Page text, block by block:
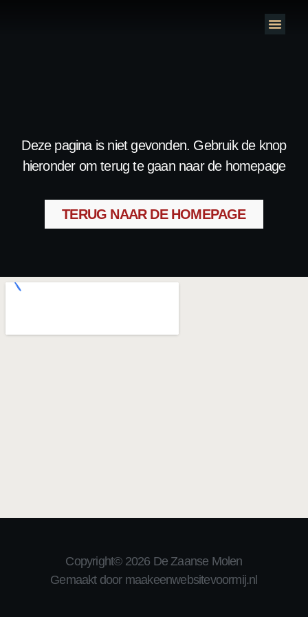
Deze pagina is niet gevonden. Gebruik de knop
hieronder om terug te gaan naar de homepage
TERUG NAAR DE HOMEPAGE
Copyright© 2026 De Zaanse Molen
Gemaakt door maakeenwebsitevoormij.nl